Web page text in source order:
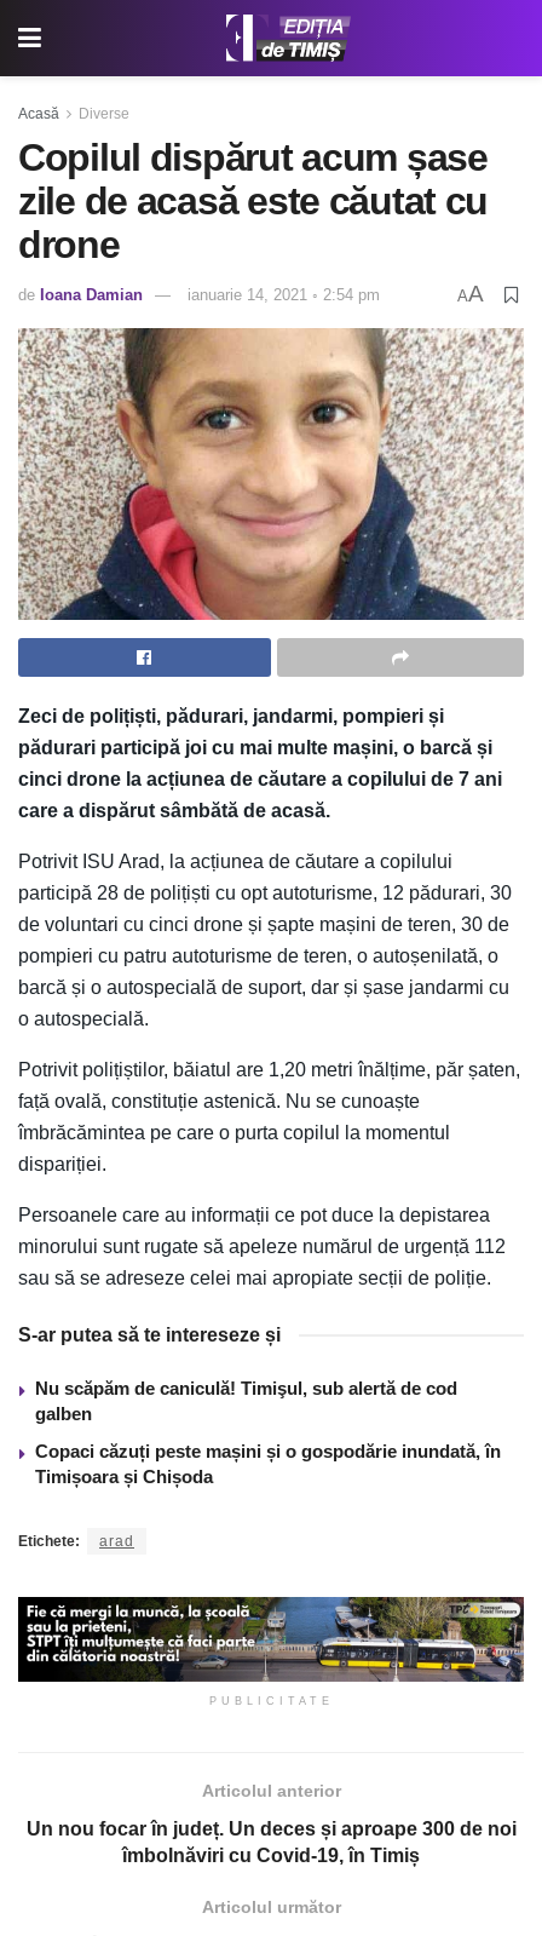
Acasă Diverse
Copilul dispărut acum șase
zile de acasă este căutat cu
drone
de Ioana Damian ianuarie 14, 2021 ◦ 2:54 pm AA
Zeci de polițiști, pădurari, jandarmi, pompieri și
pădurari participă joi cu mai multe mașini, o barcă și
cinci drone la acțiunea de căutare a copilului de 7 ani
care a dispărut sâmbătă de acasă.
Potrivit ISU Arad, la acțiunea de căutare a copilului
participă 28 de polițiști cu opt autoturisme, 12 pădurari, 30
de voluntari cu cinci drone și șapte mașini de teren, 30 de
pompieri cu patru autoturisme de teren, o autoșenilată, o
barcă și o autospecială de suport, dar și șase jandarmi cu
o autospecială.
Potrivit polițiștilor, băiatul are 1,20 metri înălțime, păr șaten,
față ovală, constituție astenică. Nu se cunoaște
îmbrăcămintea pe care o purta copilul la momentul
dispariției.
Persoanele care au informații ce pot duce la depistarea
minorului sunt rugate să apeleze numărul de urgență 112
sau să se adreseze celei mai apropiate secții de poliție.
S-ar putea să te intereseze și
Nu scăpăm de caniculă! Timişul, sub alertă de cod
galben
Copaci căzuți peste mașini și o gospodărie inundată, în
Timișoara și Chișoda
Etichete: arad
PUBLICITATE
Articolul anterior
Un nou focar în județ. Un deces și aproape 300 de noi
îmbolnăviri cu Covid-19, în Timiș
Articolul următor